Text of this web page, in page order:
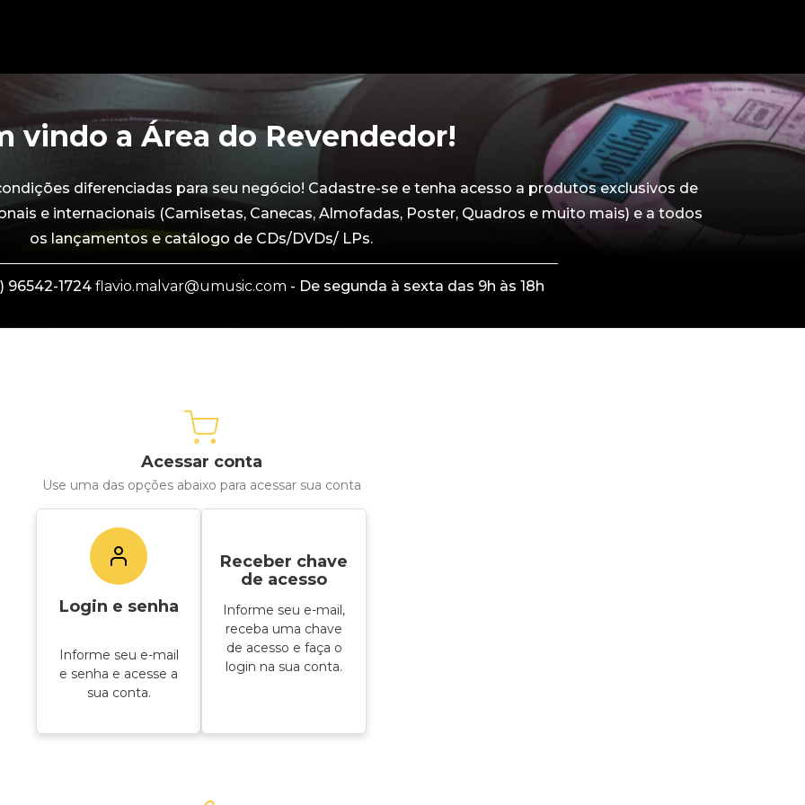
vindo a Área do Revendedor!
diferenciadas para seu negócio! Cadastre-se e tenha acesso a produtos exclusivos de
e internacionais (Camisetas, Canecas, Almofadas, Poster, Quadros e muito mais) e a todos
os lançamentos e catálogo de CDs/DVDs/ LPs.
96542-1724 flavio.malvar@umusic.com - De segunda à sexta das 9h às 18h
Acessar conta
Use uma das opções abaixo para acessar sua conta
Login e senha
Informe seu e-mail
e senha e acesse a
sua conta.
Receber chave
de acesso
Informe seu e-mail,
receba uma chave
de acesso e faça o
login na sua conta.